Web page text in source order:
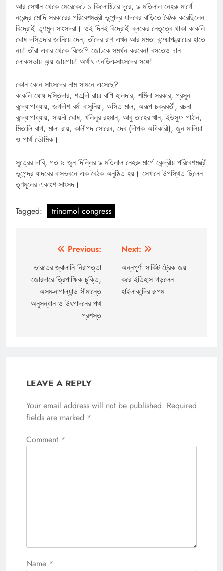
আর সেখান থেকে মেরেকেটে ১ কিলোমিটার দূরে, ৯ মতিলাল নেহরু মার্গে
নরেন্দ্র মোদি সরকারের পরিবেশমন্ত্রী ভূপেন্দ্র যাদবের বাড়িতে বৈঠক করেছিলেন
বিদ্রোহী তৃণমূল সাংসদরা। ওই দিনই বিদ্রোহী ব্লকের নেতৃত্বে থাকা কাকলি
ঘোষ দস্তিদার জানিয়ে দেন, তাঁদের রাশ এখন আর মমতা বন্দ্য়োপাধ্য়ায়ের হাতে
নয়! তাঁরা এবার থেকে বিজেপি জোটকে সমর্থন করবেন! বসতেও চান
লোকসভায় অন্য় জায়গায়! অর্থাৎ এনডিএ-সাংসদের সঙ্গে!
কোন কোন সাংসদের নাম সামনে এসেছে?
কাকলি ঘোষ দস্তিদার, শতাব্দী রায়৷ বাপি হালদার, শর্মিলা সরকার, প্রসূন
বন্দ্যোপাধ্যায়, জগদীশ বর্মা বাসুনিয়া, অসিত মাল, অরূপ চক্রবর্তী, রচনা
বন্দ্যোপাধ্যায়, সায়নী ঘোষ, খলিলুর রহমান, আবু তাহের খান, ইউসুফ পাঠান,
মিতালি বাগ, মালা রায়, কালীপদ সোরেন, দেব (দীপক অধিকারী), জুন মালিয়া
ও পার্থ ভৌমিক।
সূত্রের দাবি, গত ৯ জুন দিল্লির ৯ মতিলাল নেহরু মার্গে কেন্দ্রীয় পরিবেশমন্ত্রী
ভূপেন্দ্র যাদবের বাসভবনে এক বৈঠক অনুষ্ঠিত হয়। সেখানে উপস্থিত ছিলেন
তৃণমূলের একাংশ সাংসদ।
Tagged: trinomol congress
navigation
Previous:
ভারতের জ্বালানি নিরাপত্তা
জোরদারে ত্রিপাক্ষিক চুক্তি,
অসম-নাগাল্যান্ড সীমান্তে
অনুসন্ধান ও উৎপাদনের পথ
প্রশস্ত
Next:
অন্নপূর্ণা সার্কিট ট্রেক জয়
করে ইতিহাস গড়লেন
হাইলাকান্দির রূপম
LEAVE A REPLY
Your email address will not be published. Required
fields are marked *
Comment *
Name *